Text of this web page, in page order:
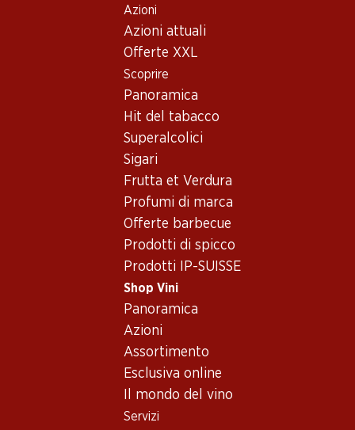
Azioni
Azioni attuali
Offerte XXL
Scoprire
Panoramica
Hit del tabacco
Superalcolici
Sigari
Frutta et Verdura
Profumi di marca
Offerte barbecue
Prodotti di spicco
Prodotti IP-SUISSE
Shop Vini
Panoramica
Azioni
Assortimento
Esclusiva online
Il mondo del vino
Servizi
Vino/champagne
Vallese
Pinot Noir de Salquenen AOC Valais
Fronte Retro Imballaggio
Pinot Noir de Salquenen AOC